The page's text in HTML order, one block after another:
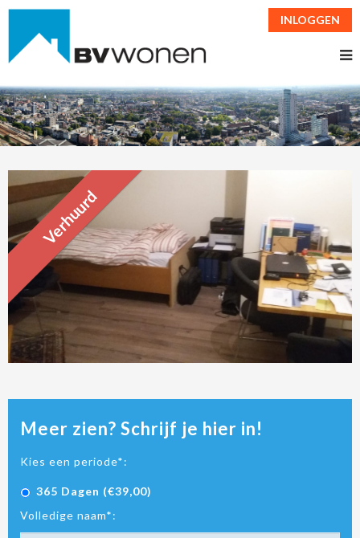
INLOGGEN
Verhuurd
Meer zien? Schrijf je hier in!
Kies een periode*:
365 Dagen (€39,00)
Volledige naam*: